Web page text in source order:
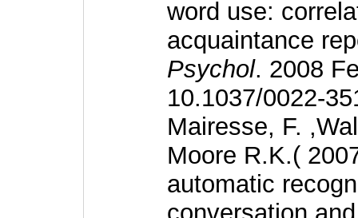
word use:
acquaintance
Psychol. 2008
10.1037/0022-
Mairesse, F.
Moore R.K.(
automatic